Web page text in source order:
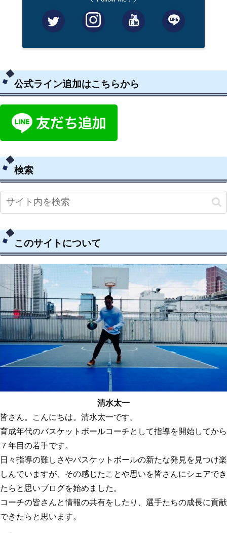
公式ライン追加はこちらから
検索
このサイトについて
清水太一
皆さん。こんにちは。清水太一です。
育成年代のバスケットボールコーチとして指導を開始してから
７年目の若手です。
日々指導の難しさやバスケットボールの新たな発見を見つけ楽
しんでいますが、その感じたことや思いを皆さんにシェアでき
たらと思いブログを始めました。
コーチの皆さんと情報の共有をしたり、選手たちの成長に貢献
できたらと思います。